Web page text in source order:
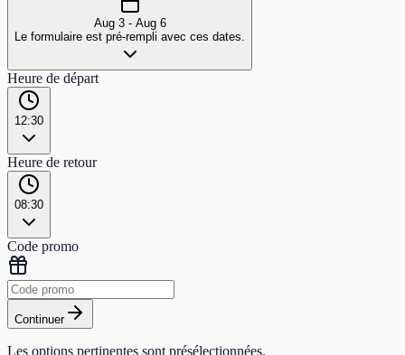
Aug 3 - Aug 6
Le formulaire est pré-rempli avec ces dates.
Heure de départ
12:30
Heure de retour
08:30
Code promo
Continuer
Les options pertinentes sont présélectionnées.